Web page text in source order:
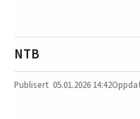
NTB
05.01.2026 14:42